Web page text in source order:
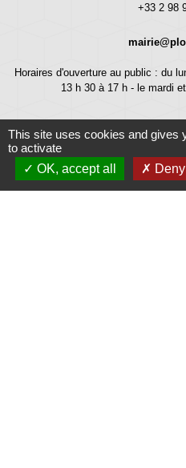
+33 2 98
Horaires d'ouverture au public : du
13 h 30 à 17 h - le mardi
This site uses cookies and gives
to activate
OK, accept all